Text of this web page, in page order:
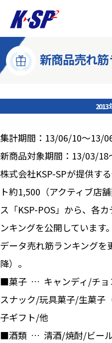
新商品売れ
2013
集計期間：13/06/10～13/
新商品対象期間：13/03/
株式会社KSP-SPが提供す
ト約1,500（アクティブ店
ス「KSP-POS」から、各
ンキングを公開しています
データ売れ筋ランキングを
降）。
■菓子 … キャンディ/チョ
スナック/玩具菓子/生菓子
子ギフト/他
■酒類 … 清酒/焼酎/ビール